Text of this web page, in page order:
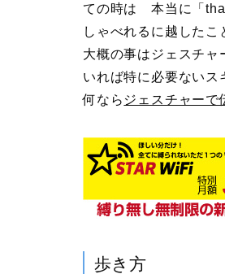
ての時は 本当に「
しゃべれるに越した
大概の事はジェスチ
いれば特に必要ないス
何なら ジェスチャーで
歩き方